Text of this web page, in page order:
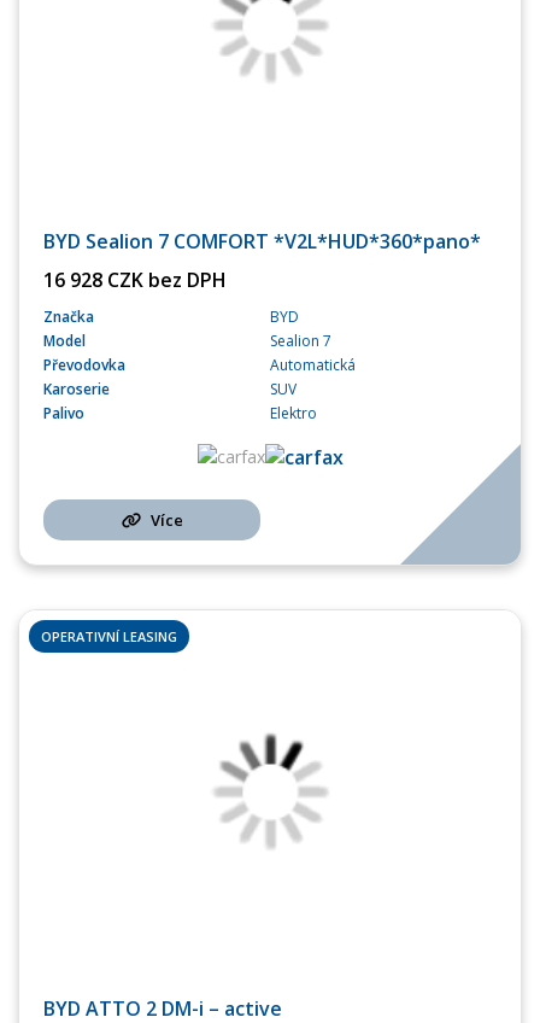
BYD Sealion 7 COMFORT *V2L*HUD*360*pano*
16 928 CZK bez DPH
Značka
BYD
Model
Sealion 7
Převodovka
Automatická
Karoserie
SUV
Palivo
Elektro
Více
OPERATIVNÍ LEASING
BYD ATTO 2 DM-i – active